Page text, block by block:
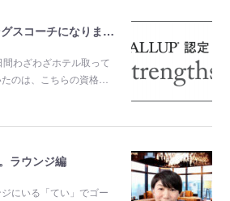
Gallup認定のストレングスコーチになりました。
わざわざホテル取って
のは、こちらの資格…
ラウンジ編
にいる「てい」でゴー